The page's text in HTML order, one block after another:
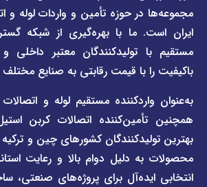
حوزه تأمین و واردات لوله و اتصالات
ما با بهره‌گیری از شبکه گسترده تأمین و
تولیدکنندگان معتبر داخلی و جهانی،
با قیمت رقابتی به صنایع مختلف ارائه می‌کنیم.
اتصالات کربن استیل،
کشورهای چین و ترکیه تأمین
دلیل دوام بالا و رعایت استانداردهای
برای پروژه‌های صنعتی، ساختمانی و